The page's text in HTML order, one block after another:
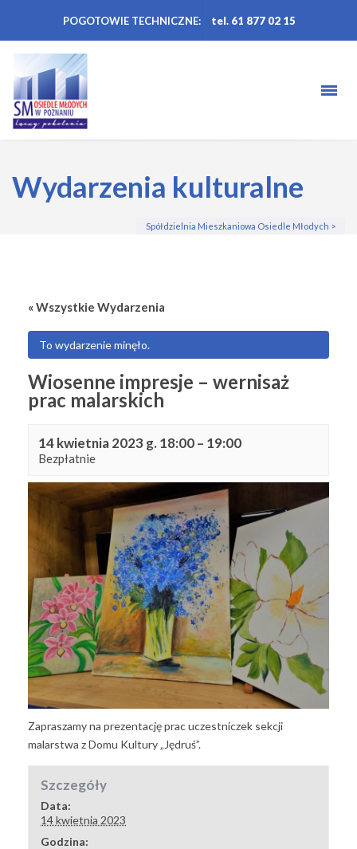
POGOTOWIE TECHNICZNE: tel. 61 877 02 15
Wydarzenia kulturalne
Spółdzielnia Mieszkaniowa Osiedle Młodych >
« Wszystkie Wydarzenia
To wydarzenie minęło.
Wiosenne impresje – wernisaż
prac malarskich
14 kwietnia 2023 g. 18:00– 19:00
Bezpłatnie
Zapraszamy na prezentację prac uczestniczek sekcji
malarstwa z Domu Kultury „Jędruś”.
Szczegóły
Data:
14 kwietnia 2023
Godzina: